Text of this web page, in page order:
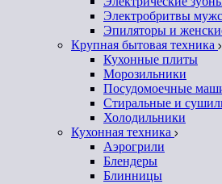
Электробритвы
Эпиляторы и
Крупная бытовая техника
Кухонные плиты
Морозильники
Посудомоечные
Стиральные и
Холодильники
Кухонная техника
Аэрогрили
Блендеры
Блинницы